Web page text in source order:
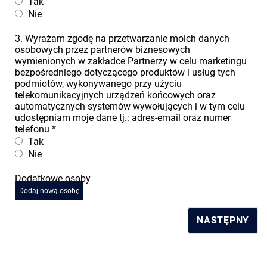
Nie
3. Wyrażam zgodę na przetwarzanie moich danych
osobowych przez partnerów biznesowych
wymienionych w zakładce Partnerzy w celu marketingu
bezpośredniego dotyczącego produktów i usług tych
podmiotów, wykonywanego przy użyciu
telekomunikacyjnych urządzeń końcowych oraz
automatycznych systemów wywołujących i w tym celu
udostępniam moje dane tj.: adres-email oraz numer
telefonu *
Tak
Nie
Dodatkowe osoby
Dodaj nową osobę
NASTĘPNY